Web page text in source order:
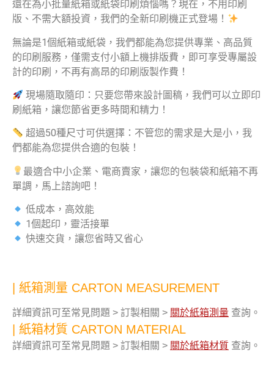
還在為小批量紙箱或紙袋印刷煩惱嗎？現在，不用印刷
版、不需大額投資，我們的全新印刷機正式登場！
無論是1個紙箱或紙袋，我們都能為您提供專業、高品質
的印刷服務，僅需支付小額上機排版費，即可享受專屬設
計的印刷，不再有高昂的印刷版製作費！
現場隨取隨印：只要您帶來設計圖稿，我們可以立即印
刷紙箱，讓您節省更多時間和精力！
超過50種尺寸可供選擇：不管您的需求是大是小，我
們都能為您提供合適的包裝！
最適合中小企業、電商賣家，讓您的包裝袋和紙箱不再
單調，馬上諮詢吧！
低成本，高效能
1個起印，靈活接單
快速交貨，讓您省時又省心
| 紙箱測量 CARTON MEASUREMENT
詳細資訊可至常見問題 > 訂製相關 > 關於紙箱測量 查詢。
| 紙箱材質 CARTON MATERIAL
詳細資訊可至常見問題 > 訂製相關 > 關於紙箱材質 查詢。